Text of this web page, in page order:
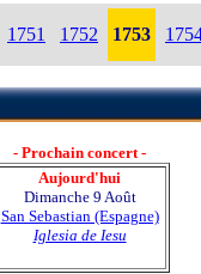
1751 1752 1753
- Prochain concert -
Aujourd'hui
Dimanche 9 Août
San Sebastian (Espagne)
Iglesia de Iesu